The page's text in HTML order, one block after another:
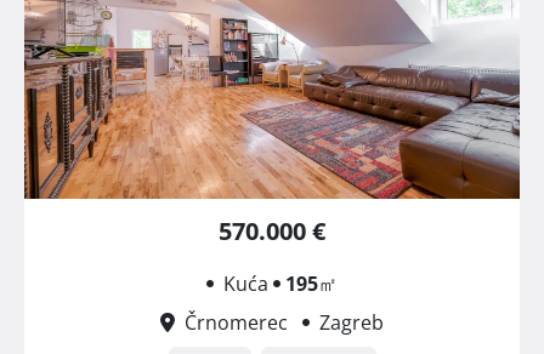
570.000 €
Kuća 195㎡
Črnomerec
Zagreb